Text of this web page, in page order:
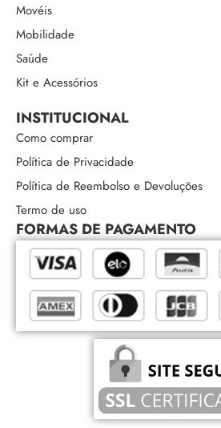
Movéis
Mobilidade
Saúde
Kit e Acessórios
INSTITUCIONAL
Como comprar
Política de Privacidade
Política de Reembolso e Devoluções
Termo de uso
FORMAS DE PAGAMENTO